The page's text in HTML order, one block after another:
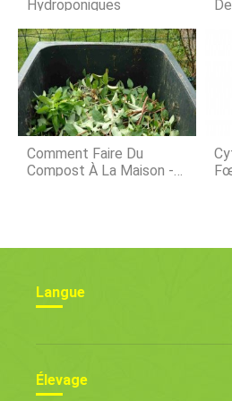
Hydroponiques
Comment Faire Du
Compost À La Maison -
Langue
Élevage